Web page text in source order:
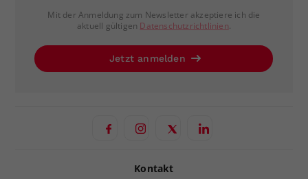
Mit der Anmeldung zum Newsletter akzeptiere ich die
aktuell gültigen Datenschutzrichtlinien.
Jetzt anmelden
Kontakt